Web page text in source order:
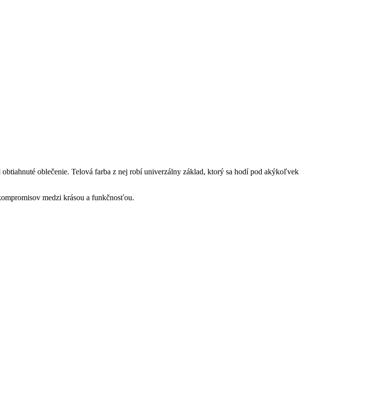
oblečenie. Telová farba z nej robí univerzálny základ, ktorý sa hodí pod akýkoľvek
medzi krásou a funkčnosťou.